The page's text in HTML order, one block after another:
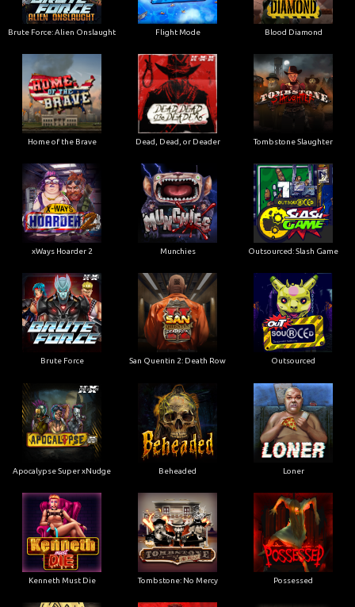
Brute Force: Alien Onslaught Flight Mode Blood Diamond
Home of the Brave Dead, Dead, or Deader Tombstone Slaughter
xWays Hoarder 2 Munchies Outsourced: Slash Game
Brute Force San Quentin 2: Death Row Outsourced
Apocalypse Super xNudge Beheaded Loner
Kenneth Must Die Tombstone: No Mercy Possessed